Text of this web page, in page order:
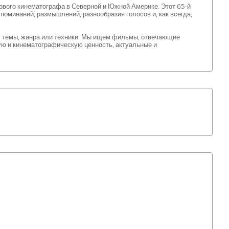
кинематографа в Северной и Южной Америке. Этот 65-й
размышлений, разнообразия голосов и, как всегда,
темы, жанра или техники. Мы ищем фильмы, отвечающие
и кинематографическую ценность, актуальные и